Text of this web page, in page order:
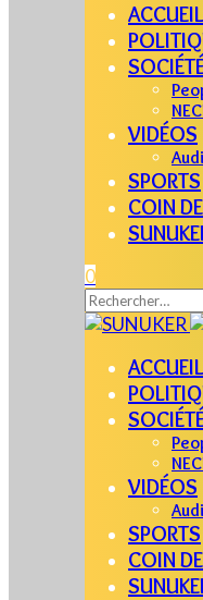
ACCUEIL
VIDÉOS
SPORTS
COIN
0
Rechercher :
ACCUEIL
VIDÉOS
SPORTS
COIN